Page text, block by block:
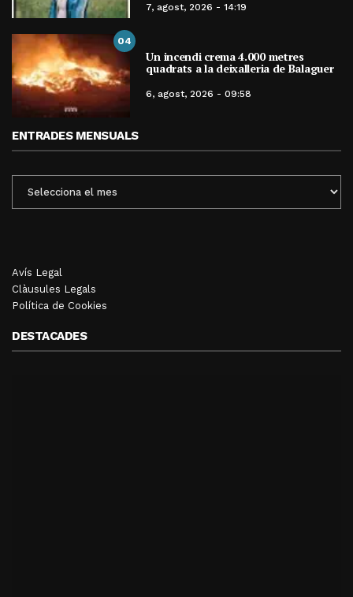
7, agost, 2026 - 14:19
04
Un incendi crema 4.000 metres
quadrats a la deixalleria de Balaguer
6, agost, 2026 - 09:58
ENTRADES MENSUALS
MENSUALS
Avís Legal
Clàusules Legals
Política de Cookies
DESTACADES